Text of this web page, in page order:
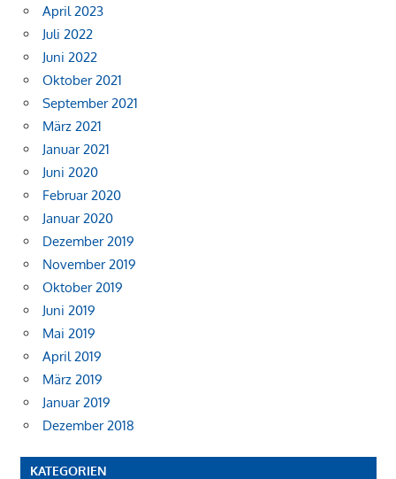
April 2023
Juli 2022
Juni 2022
Oktober 2021
September 2021
März 2021
Januar 2021
Juni 2020
Februar 2020
Januar 2020
Dezember 2019
November 2019
Oktober 2019
Juni 2019
Mai 2019
April 2019
März 2019
Januar 2019
Dezember 2018
KATEGORIEN